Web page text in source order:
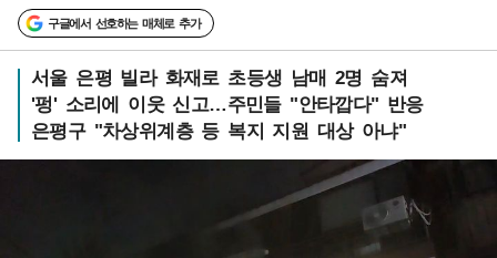
구글에서 선호하는 매체로 추가
서울 은평 빌라 화재로 초등생 남매 2명 숨져
'펑' 소리에 이웃 신고…주민들 "안타깝다" 반응
은평구 "차상위계층 등 복지 지원 대상 아냐"